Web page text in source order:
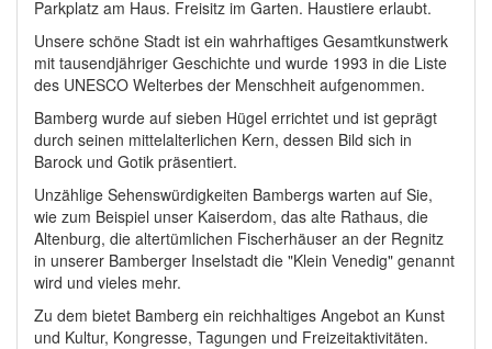
Parkplatz am Haus. Freisitz im Garten. Haustiere erlaubt.
Unsere schöne Stadt ist ein wahrhaftiges Gesamtkunstwerk
mit tausendjähriger Geschichte und wurde 1993 in die Liste
des UNESCO Welterbes der Menschheit aufgenommen.
Bamberg wurde auf sieben Hügel errichtet und ist geprägt
durch seinen mittelalterlichen Kern, dessen Bild sich in
Barock und Gotik präsentiert.
Unzählige Sehenswürdigkeiten Bambergs warten auf Sie,
wie zum Beispiel unser Kaiserdom, das alte Rathaus, die
Altenburg, die altertümlichen Fischerhäuser an der Regnitz
in unserer Bamberger Inselstadt die "Klein Venedig" genannt
wird und vieles mehr.
Zu dem bietet Bamberg ein reichhaltiges Angebot an Kunst
und Kultur, Kongresse, Tagungen und Freizeitaktivitäten.